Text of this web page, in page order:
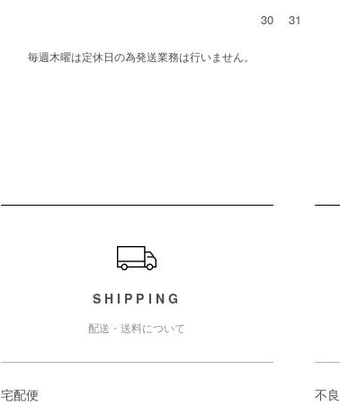
30
31
毎週木曜は定休日の為発送業務は行いません。
SHIPPING
配送・送料について
宅配便
不